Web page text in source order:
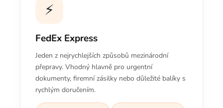
⚡
FedEx Express
Jeden z nejrychlejších způsobů mezinárodní
přepravy. Vhodný hlavně pro urgentní
dokumenty, firemní zásilky nebo důležité balíky s
rychlým doručením.